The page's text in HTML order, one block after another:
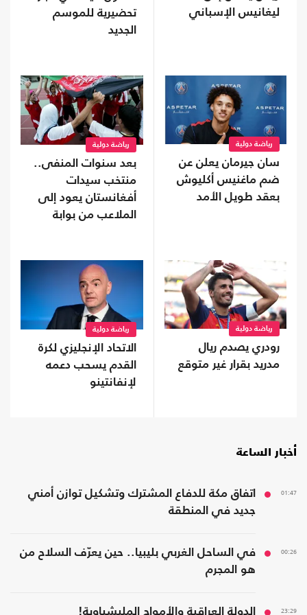
ليغانيس الإسباني
تحضيرية للموسم
الجديد
رياضة دولية
سان جيرمان يعلن عن
ضم ماغنيس أكليوش
بعقد طويل الأمد
رياضة دولية
بعد سنوات المنفى..
منتخب سيدات
أفغانستان يعود إلى
الملاعب من بوابة
رياضة دولية
رودري يصدم ريال
مدريد بقرار غير متوقع
رياضة دولية
الاتحاد الإنجليزي لكرة
القدم يسحب دعمه
لإنفانتينو
أخبار الساعة
01:47
اتفاق مكة للدفاع المشترك وتشكيل توازن أمني
جديد في المنطقة
00:26
في الساحل الغربي بليبيا.. حين يعرّف السلاح من
هو المجرم
23:29 الدولة العراقية والأمواج المليشياوية!